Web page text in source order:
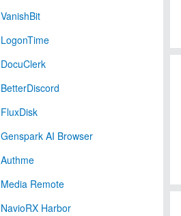
VanishBit
LogonTime
DocuClerk
BetterDiscord
FluxDisk
Genspark AI Browser
Authme
Media Remote
NavioRX Harbor